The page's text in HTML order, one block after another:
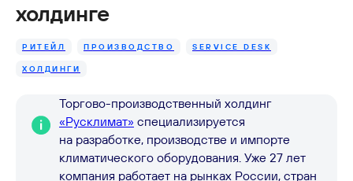
холдинге
РИТЕЙЛ ПРОИЗВОДСТВО SERVICE DESK
ХОЛДИНГИ
Торгово-производственный холдинг
«Русклимат» специализируется
на разработке, производстве и импорте
климатического оборудования. Уже 27 лет
компания работает на рынках России, стран